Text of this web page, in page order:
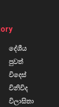
දේශීය
පුවත්
විදෙස්
විනිවිද
විලාසිතා